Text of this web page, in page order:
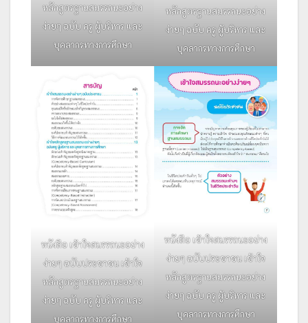
หลักสูตรฐานสมรรถนะอย่าง
ง่ายๆ ฉบับ ครู ผู้บริหาร และ
บุคลากรทางการศึกษา
หลักสูตรฐานสมรรถนะอย่าง
ง่ายๆ ฉบับ ครู ผู้บริหาร และ
บุคลากรทางการศึกษา
หนังสือ เข้าใจสมรรถนะอย่าง
ง่ายๆ ฉบับประชาชน เข้าใจ
หลักสูตรฐานสมรรถนะอย่าง
ง่ายๆ ฉบับ ครู ผู้บริหาร และ
บุคลากรทางการศึกษา
หนังสือ เข้าใจสมรรถนะอย่าง
ง่ายๆ ฉบับประชาชน เข้าใจ
หลักสูตรฐานสมรรถนะอย่าง
ง่ายๆ ฉบับ ครู ผู้บริหาร และ
บุคลากรทางการศึกษา